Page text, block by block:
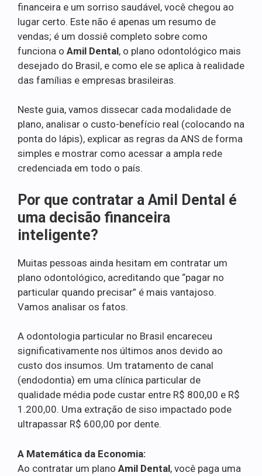
financeira e um sorriso saudável, você chegou ao
lugar certo. Este não é apenas um resumo de
vendas; é um dossiê completo sobre como
funciona o Amil Dental, o plano odontológico mais
desejado do Brasil, e como ele se aplica à realidade
das famílias e empresas brasileiras.
Neste guia, vamos dissecar cada modalidade de
plano, analisar o custo-benefício real (colocando na
ponta do lápis), explicar as regras da ANS de forma
simples e mostrar como acessar a ampla rede
credenciada em todo o país.
Por que contratar a Amil Dental é
uma decisão financeira
inteligente?
Muitas pessoas ainda hesitam em contratar um
plano odontológico, acreditando que “pagar no
particular quando precisar” é mais vantajoso.
Vamos analisar os fatos.
A odontologia particular no Brasil encareceu
significativamente nos últimos anos devido ao
custo dos insumos. Um tratamento de canal
(endodontia) em uma clínica particular de
qualidade média pode custar entre R$ 800,00 e R$
1.200,00. Uma extração de siso impactado pode
ultrapassar R$ 600,00 por dente.
A Matemática da Economia:
Ao contratar um plano Amil Dental, você paga uma